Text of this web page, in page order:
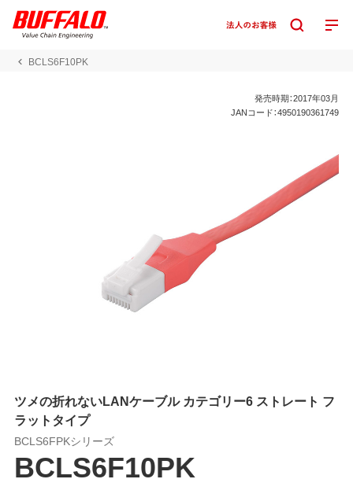
BCLS6F10PK
発売時期：2017年03月
JANコード：4950190361749
ツメの折れないLANケーブル カテゴリー6 ストレート フ
ラットタイプ
BCLS6FPKシリーズ
BCLS6F10PK